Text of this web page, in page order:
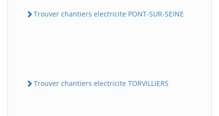
Trouver chantiers electricite PONT-SUR-SEINE
Trouver chantiers electricite TORVILLIERS